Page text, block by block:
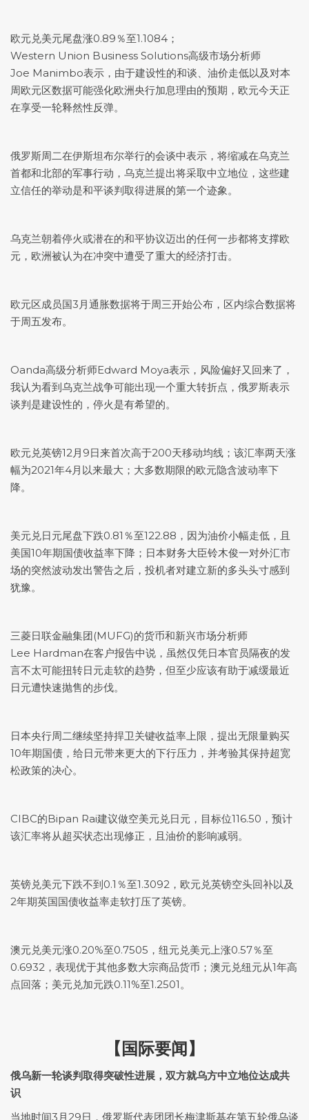
欧元兑美元尾盘涨0.89％至1.1084；
Western Union Business Solutions高级市场分析师
Joe Manimbo表示，由于建设性的和谈、油价走低以及对本
周欧元区数据可能强化欧洲央行加息理由的预期，欧元今天正
在享受一轮释然性反弹。
俄罗斯周二在伊斯坦布尔举行的会谈中表示，将缩减在乌克兰
首都和北部的军事行动，乌克兰提出将采取中立地位，这些建
立信任的举动是和平谈判取得进展的第一个迹象。
乌克兰朝着停火或潜在的和平协议迈出的任何一步都将支撑欧
元，欧洲被认为在冲突中遭受了重大的经济打击。
欧元区成员国3月通胀数据将于周三开始公布，区内综合数据将
于周五发布。
Oanda高级分析师Edward Moya表示，风险偏好又回来了，
我认为看到乌克兰战争可能出现一个重大转折点，俄罗斯表示
谈判是建设性的，停火是有希望的。
欧元兑英镑12月9日来首次高于200天移动均线；该汇率两天涨
幅为2021年4月以来最大；大多数期限的欧元隐含波动率下
降。
美元兑日元尾盘下跌0.81％至122.88，因为油价小幅走低，且
美国10年期国债收益率下降；日本财务大臣铃木俊一对外汇市
场的突然波动发出警告之后，投机者对建立新的多头头寸感到
犹豫。
三菱日联金融集团(MUFG)的货币和新兴市场分析师
Lee Hardman在客户报告中说，虽然仅凭日本官员隔夜的发
言不太可能扭转日元走软的趋势，但至少应该有助于减缓最近
日元遭快速抛售的步伐。
日本央行周二继续坚持捍卫关键收益率上限，提出无限量购买
10年期国债，给日元带来更大的下行压力，并考验其保持超宽
松政策的决心。
CIBC的Bipan Rai建议做空美元兑日元 ，目标位116.50，预计
该汇率将从超买状态出现修正，且油价的影响减弱。
英镑兑美元下跌不到0.1％至1.3092，欧元兑英镑空头回补以及
2年期英国国债收益率走软打压了英镑。
澳元兑美元涨0.20%至0.7505， 纽元兑美元 上涨0.57％至
0.6932，表现优于其他多数大宗商品货币；澳元兑纽元从1年高
点回落； 美元兑加元跌0.11%至1.2501。
【国际要闻】
俄乌新一轮谈判取得突破性进展，双方就乌方中立地位达成共
识
当地时间3月29日，俄罗斯代表团团长梅津斯基在第五轮俄乌谈